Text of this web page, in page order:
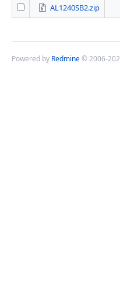
AL1240SB2.zip
Powered by Redmine© 2006-